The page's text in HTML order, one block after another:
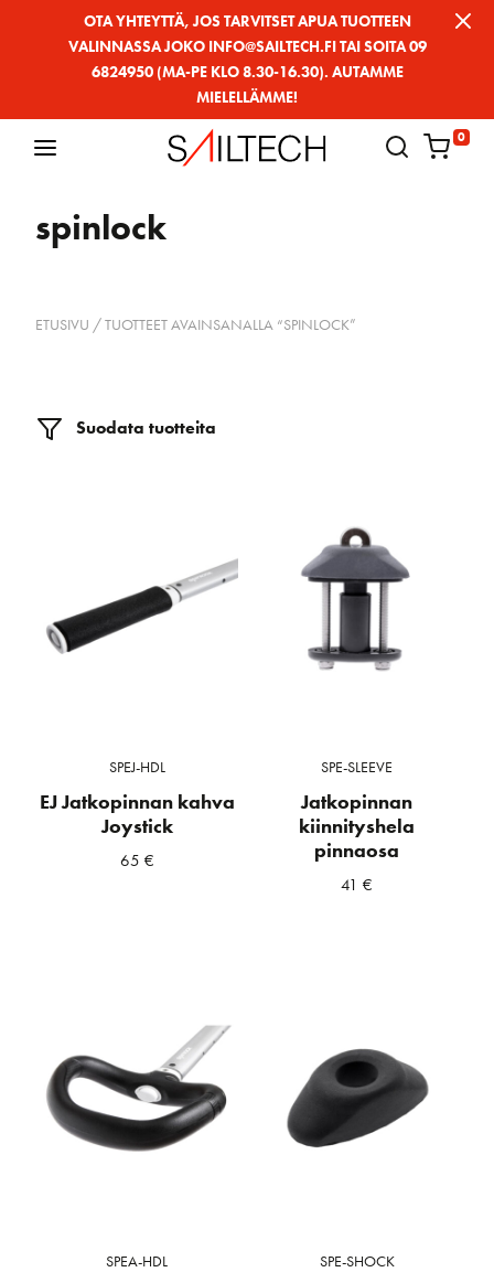
OTA YHTEYTTÄ, JOS TARVITSET APUA TUOTTEEN
VALINNASSA JOKO INFO@SAILTECH.FI TAI SOITA 09
6824950 (MA-PE KLO 8.30-16.30). AUTAMME
MIELELLÄMME!
0
spinlock
ETUSIVU / TUOTTEET AVAINSANALLA “SPINLOCK”
Suodata tuotteita
SPEJ-HDL
EJ Jatkopinnan kahva
Joystick
65 €
SPE-SLEEVE
Jatkopinnan
kiinnityshela
pinnaosa
41€
SPEA-HDL SPE-SHOCK